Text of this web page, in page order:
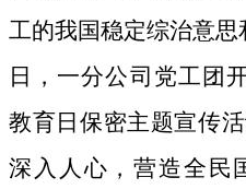
工的我国稳定综治意
日，一分公司党工团
教育日保密主题宣传
深入人心，营造全民